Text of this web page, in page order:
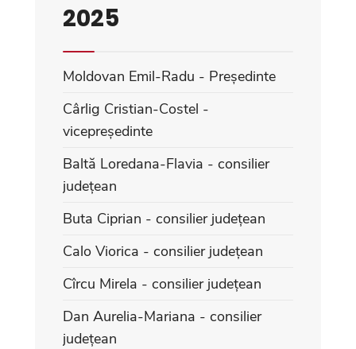
2025
Moldovan Emil-Radu - Președinte
Cârlig Cristian-Costel -
vicepreședinte
Baltă Loredana-Flavia - consilier
județean
Buta Ciprian - consilier județean
Calo Viorica - consilier județean
Cîrcu Mirela - consilier județean
Dan Aurelia-Mariana - consilier
județean